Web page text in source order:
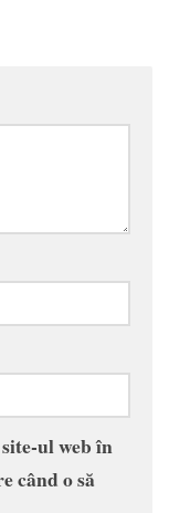
ul web în
când o să